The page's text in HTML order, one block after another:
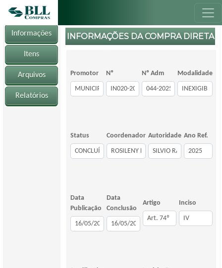
Informações
Itens
Arquivos
Relatórios
INFORMAÇÕES DA COMPRA DIRETA
Promotor Nº Nº Adm Modalidade
Status Coordenador Autoridade Ano Ref.
Data
Publicação
Data
Conclusão
Artigo Inciso